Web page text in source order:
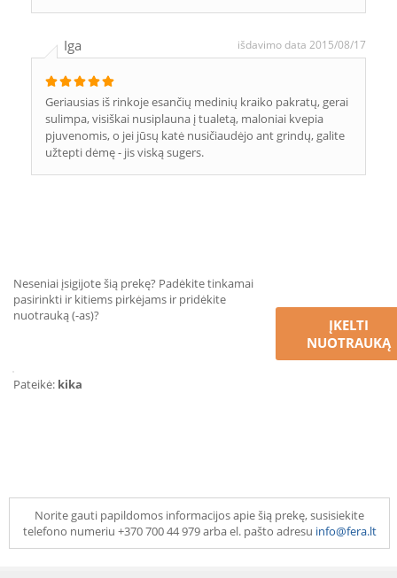
Iga išdavimo data 2015/08/17
Geriausias iš rinkoje esančių medinių kraiko pakratų, gerai
sulimpa, visiškai nusiplauna į tualetą, maloniai kvepia
pjuvenomis, o jei jūsų katė nusičiaudėjo ant grindų, galite
užtepti dėmę - jis viską sugers.
Neseniai įsigijote šią prekę? Padėkite tinkamai
pasirinkti ir kitiems pirkėjams ir pridėkite
nuotrauką (-as)?
ĮKELTI
NUOTRAUKĄ
Pateikė: kika
Norite gauti papildomos informacijos apie šią prekę, susisiekite
telefono numeriu +370 700 44 979 arba el. pašto adresu info@fera.lt